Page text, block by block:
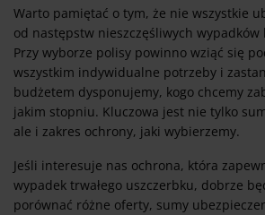
Warto pamiętać o tym, że nie wszystkie
od następstw nieszczęśliwych
Przy wyborze polisy powinno wziąć się
wszystkim indywidualne potrzeby i
budżetem dysponujemy, kogo chcemy
jakim stopniu. Kluczowa jest nie tylko
ale i zakres ochrony, jaki wybierzemy.
Jeśli interesuje nas ochrona, która
wypadek trwałego uszczerbku, dobrze
porównać różne oferty, sumy